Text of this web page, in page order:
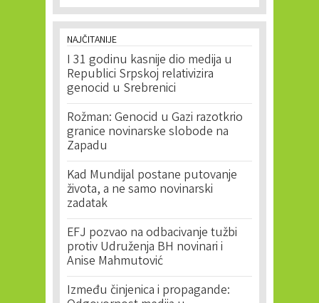
NAJČITANIJE
I 31 godinu kasnije dio medija u
Republici Srpskoj relativizira
genocid u Srebrenici
Rožman: Genocid u Gazi razotkrio
granice novinarske slobode na
Zapadu
Kad Mundijal postane putovanje
života, a ne samo novinarski
zadatak
EFJ pozvao na odbacivanje tužbi
protiv Udruženja BH novinari i
Anise Mahmutović
Između činjenica i propagande: